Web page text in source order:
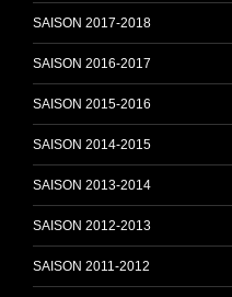
SAISON 2017-2018
SAISON 2016-2017
SAISON 2015-2016
SAISON 2014-2015
SAISON 2013-2014
SAISON 2012-2013
SAISON 2011-2012